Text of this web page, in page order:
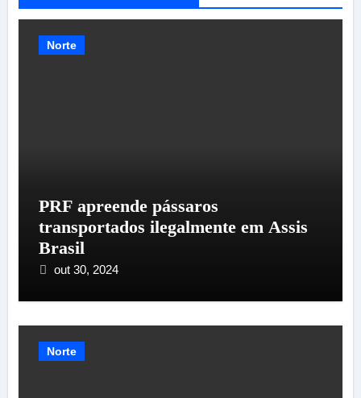
Norte
PRF apreende pássaros
transportados ilegalmente em Assis
Brasil
out 30, 2024
Norte